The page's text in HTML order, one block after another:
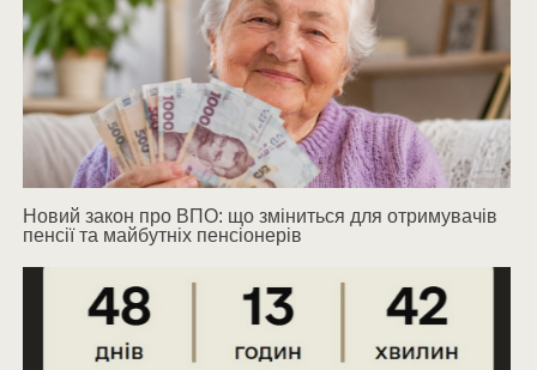
Новий закон про ВПО: що зміниться для отримувачів
пенсії та майбутніх пенсіонерів